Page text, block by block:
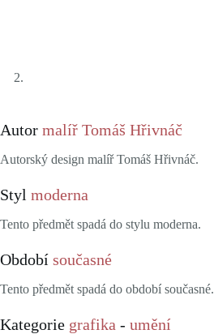
Autor malíř Tomáš Hřivnáč
Autorský design malíř Tomáš Hřivnáč.
Styl moderna
Tento předmět spadá do stylu moderna.
Období současné
Tento předmět spadá do období současné.
Kategorie grafika - umění